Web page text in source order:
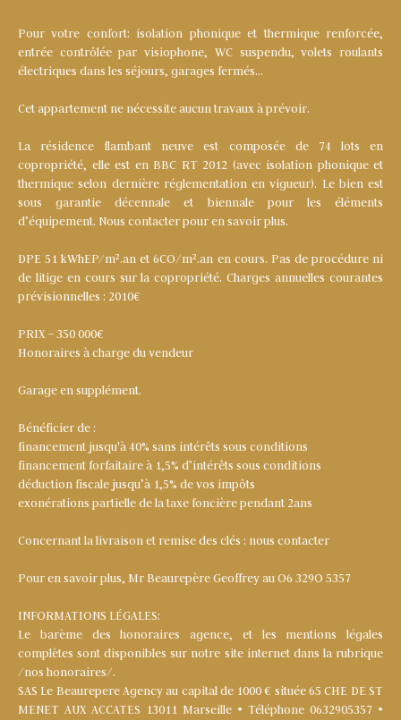
Pour votre confort: isolation phonique et thermique renforcée,
entrée contrôlée par visiophone, WC suspendu, volets roulants
électriques dans les séjours, garages fermés...
Cet appartement ne nécessite aucun travaux à prévoir.
La résidence flambant neuve est composée de 74 lots en
copropriété, elle est en BBC RT 2012 (avec isolation phonique et
thermique selon dernière réglementation en vigueur). Le bien est
sous garantie décennale et biennale pour les éléments
d’équipement. Nous contacter pour en savoir plus.
DPE 51 kWhEP/m².an et 6CO/m².an en cours. Pas de procédure ni
de litige en cours sur la copropriété. Charges annuelles courantes
prévisionnelles : 2010€
PRIX – 350 000€
Honoraires à charge du vendeur
Garage en supplément.
Bénéficier de :
financement jusqu'à 40% sans intérêts sous conditions
financement forfaitaire à 1,5% d’intérêts sous conditions
déduction fiscale jusqu’à 1,5% de vos impôts
exonérations partielle de la taxe foncière pendant 2ans
Concernant la livraison et remise des clés : nous contacter
Pour en savoir plus, Mr Beaurepère Geoffrey au O6 329O 5357
INFORMATIONS LÉGALES:
Le barème des honoraires agence, et les mentions légales
complètes sont disponibles sur notre site internet dans la rubrique
/nos honoraires/.
SAS Le Beaurepere Agency au capital de 1000 € située 65 CHE DE ST
MENET AUX ACCATES 13011 Marseille • Téléphone 0632905357 •